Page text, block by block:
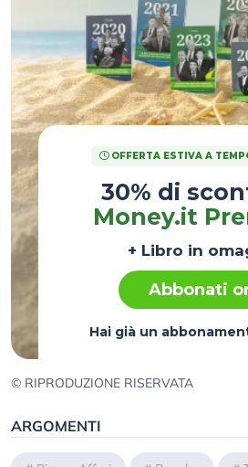
OFFERTA ESTIVA A
30% di
Money.it
+ Libro in
Abbonati
Hai già un
© RIPRODUZIONE RISERVATA
ARGOMENTI